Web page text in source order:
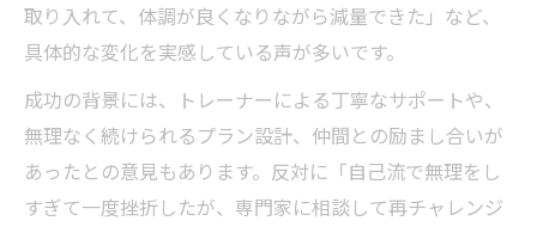
取り入れて、体調が良くなりながら減量できた」など、
具体的な変化を実感している声が多いです。
成功の背景には、トレーナーによる丁寧なサポートや、
無理なく続けられるプラン設計、仲間との励まし合いが
あったとの意見もあります。反対に「自己流で無理をし
すぎて一度挫折したが、専門家に相談して再チャレンジ